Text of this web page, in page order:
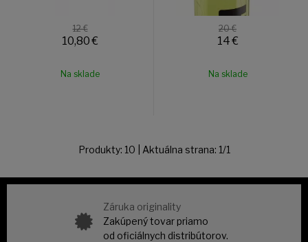
12 €
10,80 €
Na sklade
20 €
14€
Na sklade
Produkty: 10 | Aktuálna strana: 1/1
Záruka originality
Zakúpený tovar priamo
od oficiálnych distribútorov.